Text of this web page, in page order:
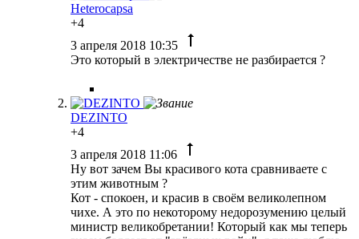
Heterocapsa
+4
3 апреля 2018 10:35
Это который в электричестве не разбирается ?
DEZINTO
+4
3 апреля 2018 11:06
Ну вот зачем Вы красивого кота сравниваете с
этим животным ?
Кот - спокоен, и красив в своём великолепном
чихе. А это по некоторому недорозумению целый
министр великобретании! Который как мы теперь